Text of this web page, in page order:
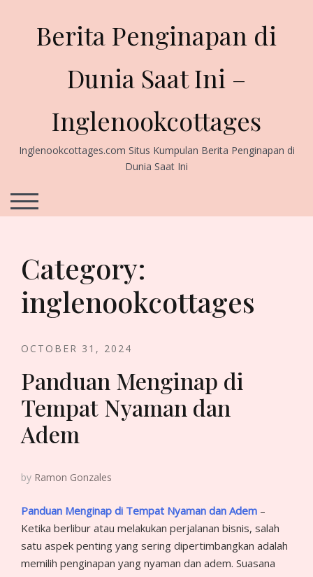
Berita Penginapan di
Dunia Saat Ini –
Inglenookcottages
Inglenookcottages.com Situs Kumpulan Berita Penginapan di
Dunia Saat Ini
TOGGLE MOBILE MENU
Category:
inglenookcottages
OCTOBER 31, 2024
Panduan Menginap di
Tempat Nyaman dan
Adem
by Ramon Gonzales
Panduan Menginap di Tempat Nyaman dan Adem –
Ketika berlibur atau melakukan perjalanan bisnis, salah
satu aspek penting yang sering dipertimbangkan adalah
memilih penginapan yang nyaman dan adem. Suasana